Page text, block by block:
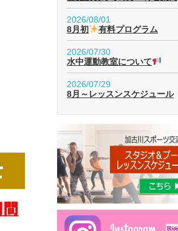
2026/08/01
8月初
有料プログラム
2026/07/30
水中運動教室について
2026/07/29
8月～レッスンスケジュール